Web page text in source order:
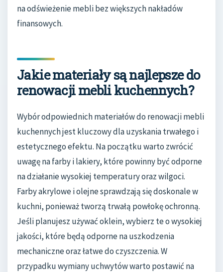
na odświeżenie mebli bez większych nakładów
finansowych.
Jakie materiały są najlepsze do
renowacji mebli kuchennych?
Wybór odpowiednich materiałów do renowacji mebli
kuchennych jest kluczowy dla uzyskania trwałego i
estetycznego efektu. Na początku warto zwrócić
uwagę na farby i lakiery, które powinny być odporne
na działanie wysokiej temperatury oraz wilgoci.
Farby akrylowe i olejne sprawdzają się doskonale w
kuchni, ponieważ tworzą trwałą powłokę ochronną.
Jeśli planujesz używać oklein, wybierz te o wysokiej
jakości, które będą odporne na uszkodzenia
mechaniczne oraz łatwe do czyszczenia. W
przypadku wymiany uchwytów warto postawić na